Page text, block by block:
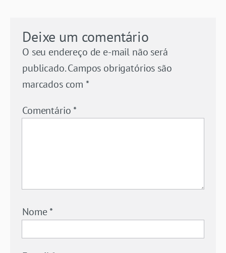
Deixe um comentário
O seu endereço de e-mail não será
publicado. Campos obrigatórios são
marcados com *
Comentário*
Nome*